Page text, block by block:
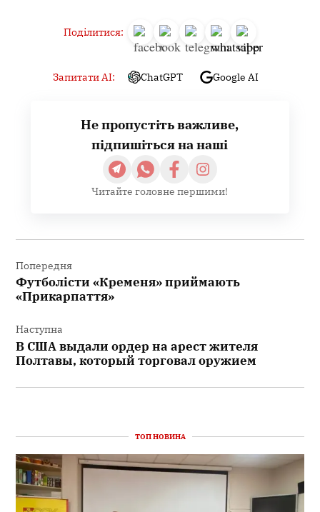
Поділитися:
Запитати AI: ChatGPT Google AI
Не пропустіть важливе,
підпишіться на наші
Читайте головне першими!
записів
Попередня
Футболісти «Кременя» приймають
«Прикарпаття»
Наступна
В США выдали ордер на арест жителя
Полтавы, который торговал оружием
ТОП НОВИНА